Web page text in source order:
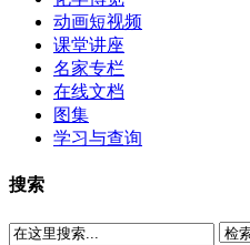
动画短视频
课堂讲座
名家专栏
在线文档
图集
学习与查询
搜索